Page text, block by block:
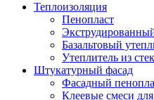
Теплоизоляция
Пенопласт
Базальтовый
Утеплитель из
Штукатурный фасад
Фасадный
Клеевые смеси